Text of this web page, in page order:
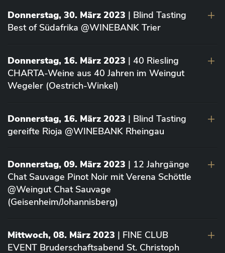
Donnerstag, 30. März 2023 | Blind Tasting
Best of Südafrika @WINEBANK Trier
Donnerstag, 16. März 2023 | 40 Riesling
CHARTA-Weine aus 40 Jahren im Weingut
Wegeler (Oestrich-Winkel)
Donnerstag, 16. März 2023 | Blind Tasting
gereifte Rioja @WINEBANK Rheingau
Donnerstag, 09. März 2023 | 12 Jahrgänge
Chat Sauvage Pinot Noir mit Verena Schöttle
@Weingut Chat Sauvage
(Geisenheim/Johannisberg)
Mittwoch, 08. März 2023 | FINE CLUB
EVENT Bruderschaftsabend St. Christoph